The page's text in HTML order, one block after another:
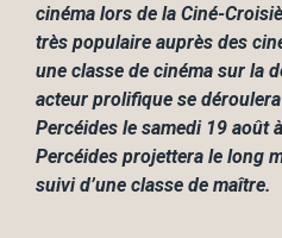
cinéma lors de la Ciné-
très populaire auprès des
une classe de cinéma sur la
acteur prolifique se
Percéides le samedi 19 août
Percéides projettera le long
suivi d’une classe de maître.